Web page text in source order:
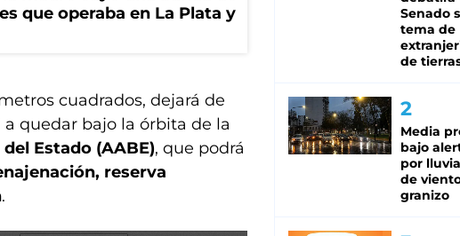
que operaba en La Plata y
cuadrados, dejará de
quedar bajo la órbita de la
Estado (AABE), que podrá
reserva
.
Senado
tema de
de
Media
bajo
por
de
granizo